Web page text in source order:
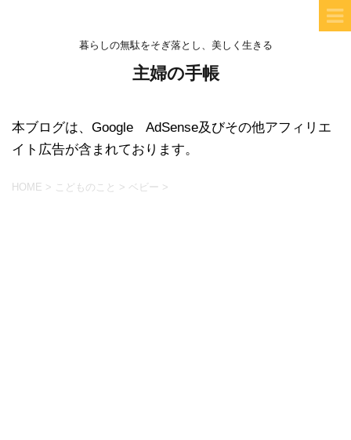
暮らしの無駄をそぎ落とし、美しく生きる
主婦の手帳
本ブログは、Google AdSense及びその他アフィリエ
イト広告が含まれております。
HOME > こどものこと > ベビー >